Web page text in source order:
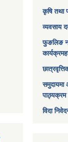
कृषि तथा
व्यवसाय
फुङलिङ
समुदायमा
विदा